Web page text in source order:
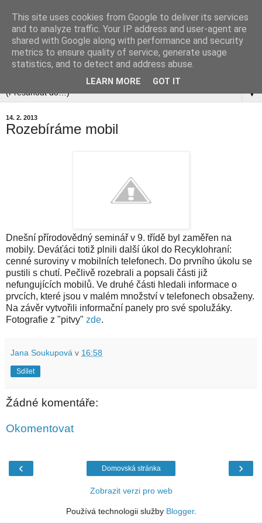
▼
14. 2. 2013
Rozebíráme mobil
Dnešní přírodovědný seminář v 9. třídě byl zaměřen na
mobily. Deváťáci totiž plnili další úkol do Recyklohraní:
cenné suroviny v mobilních telefonech. Do prvního úkolu se
pustili s chutí. Pečlivě rozebrali a popsali části již
nefungujících mobilů. Ve druhé části hledali informace o
prvcích, které jsou v malém množství v telefonech obsaženy.
Na závěr vytvořili informační panely pro své spolužáky.
Fotografie z "pitvy" zde.
Jana Soukupová v 16:58
Sdílet
Žádné komentáře:
Okomentovat
‹ ›
Domovská stránka
Zobrazit verzi pro web
Používá technologii služby Blogger.
This site uses cookies from Google to deliver its services
and to analyze traffic. Your IP address and user-agent are
shared with Google along with performance and security
metrics to ensure quality of service, generate usage
statistics, and to detect and address abuse.
LEARN MORE GOT IT